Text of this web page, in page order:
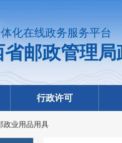
化在线政务服务平台
省邮政管理
行政许可
政业用品用具